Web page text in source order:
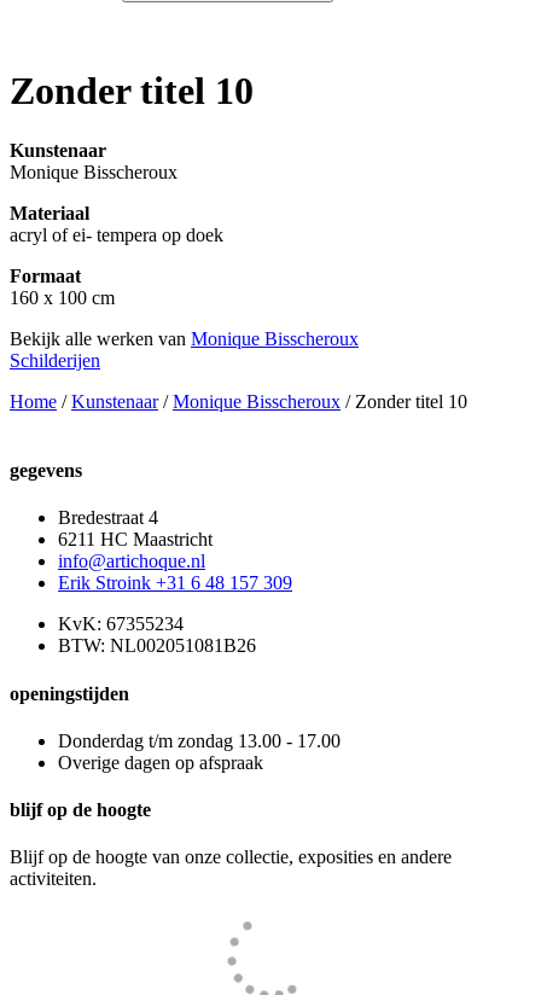
Zonder titel 10
Kunstenaar
Monique Bisscheroux
Materiaal
acryl of ei- tempera op doek
Formaat
160 x 100 cm
Bekijk alle werken van Monique Bisscheroux
Schilderijen
Home /Kunstenaar/Monique Bisscheroux / Zonder titel 10
gegevens
Bredestraat 4
6211 HC Maastricht
info@artichoque.nl
Erik Stroink +31 6 48 157 309
KvK: 67355234
BTW: NL002051081B26
openingstijden
Donderdag t/m zondag 13.00 - 17.00
Overige dagen op afspraak
blijf op de hoogte
Blijf op de hoogte van onze collectie, exposities en andere
activiteiten.